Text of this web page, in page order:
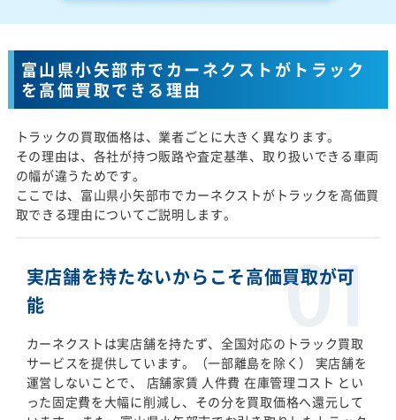
富山県小矢部市でカーネクストがトラック
を高価買取できる理由
トラックの買取価格は、業者ごとに大きく異なります。
その理由は、各社が持つ販路や査定基準、取り扱いできる車両
の幅が違うためです。
ここでは、富山県小矢部市でカーネクストがトラックを高価買
取できる理由についてご説明します。
実店舗を持たないからこそ高価買取が可
能
カーネクストは実店舗を持たず、全国対応のトラック買取
サービスを提供しています。（一部離島を除く） 実店舗を
運営しないことで、 店舗家賃 人件費 在庫管理コスト とい
った固定費を大幅に削減し、その分を買取価格へ還元して